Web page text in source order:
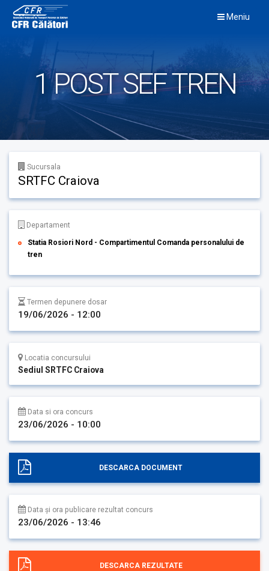
content
Meniu
1 POST SEF TREN
Sucursala
SRTFC Craiova
Departament
Statia Rosiori Nord - Compartimentul Comanda personalului de
tren
Termen depunere dosar
19/06/2026 - 12:00
Locatia concursului
Sediul SRTFC Craiova
Data si ora concurs
23/06/2026 - 10:00
DESCARCA DOCUMENT
Data și ora publicare rezultat concurs
23/06/2026 - 13:46
DESCARCA REZULTATE